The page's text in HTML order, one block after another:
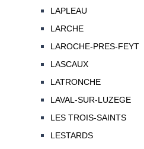
LAPLEAU
LARCHE
LAROCHE-PRES-FEYT
LASCAUX
LATRONCHE
LAVAL-SUR-LUZEGE
LES TROIS-SAINTS
LESTARDS